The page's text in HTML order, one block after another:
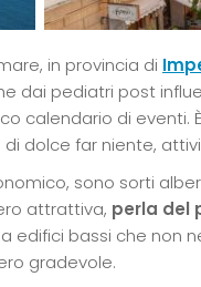
in provincia di
dai pediatri post
calendario di eventi.
dolce far niente,
sono sorti
attrattiva, perla del
edifici bassi che non
gradevole.